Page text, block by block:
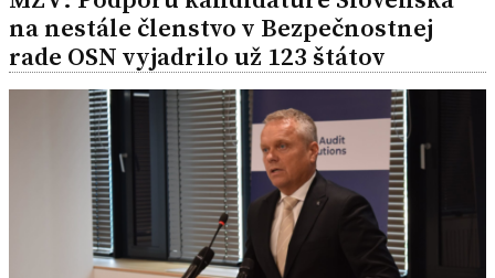
na nestále členstvo v Bezpečnostnej
rade OSN vyjadrilo už 123 štátov